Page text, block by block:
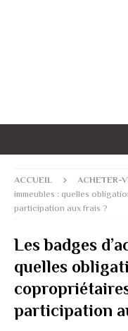
ACCUEIL ACHETER-
immeubles : quelles
participation aux frais ?
Les badges
quelles
participation